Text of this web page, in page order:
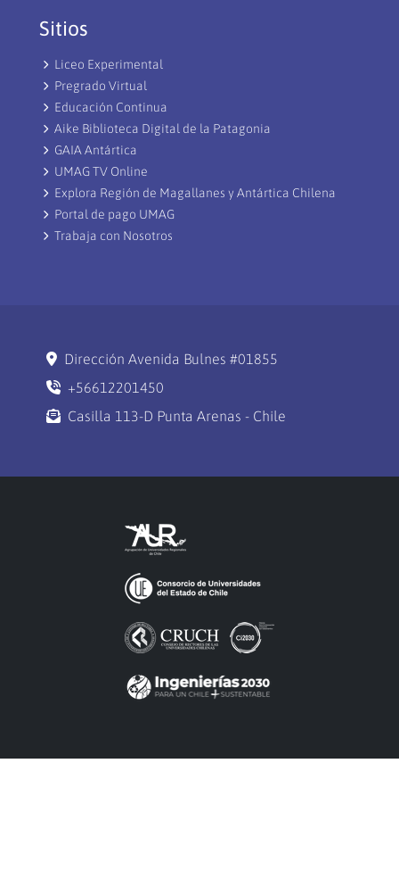
Sitios
Liceo Experimental
Pregrado Virtual
Educación Continua
Aike Biblioteca Digital de la Patagonia
GAIA Antártica
UMAG TV Online
Explora Región de Magallanes y Antártica Chilena
Portal de pago UMAG
Trabaja con Nosotros
Dirección Avenida Bulnes #01855
+56612201450
Casilla 113-D Punta Arenas - Chile